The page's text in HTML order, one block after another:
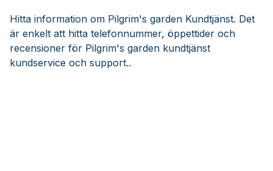
Hitta information om Pilgrim's garden Kundtjänst. Det
är enkelt att hitta telefonnummer, öppettider och
recensioner för Pilgrim's garden kundtjänst
kundservice och support..